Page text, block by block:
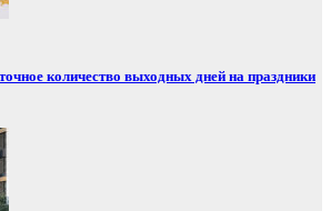
количество выходных дней на праздники